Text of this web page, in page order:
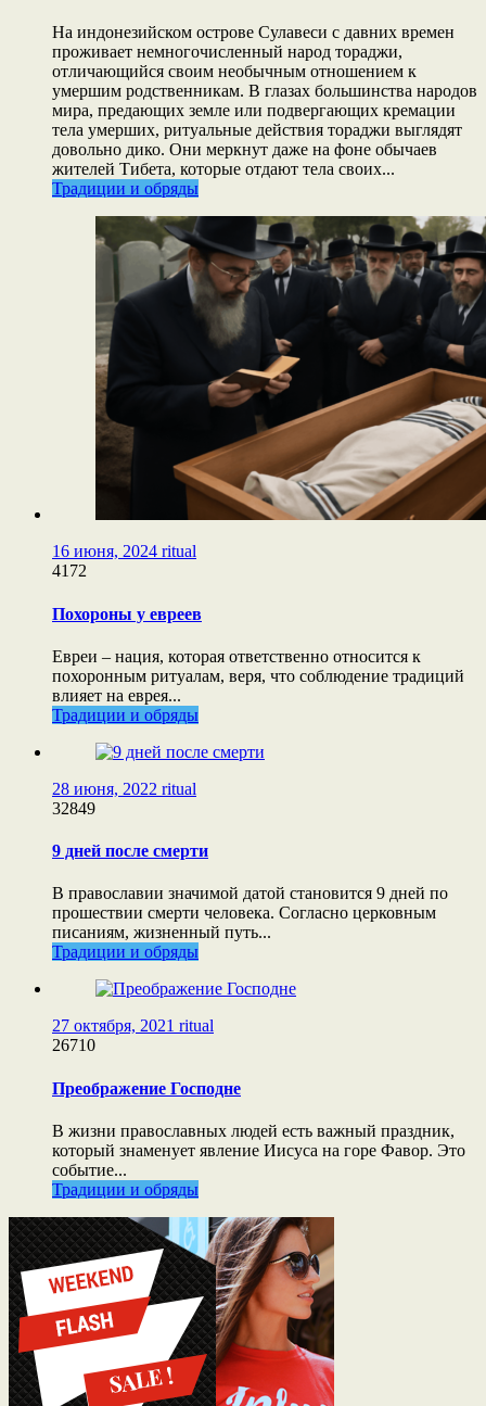
На индонезийском острове Сулавеси с давних времен
проживает немногочисленный народ тораджи,
отличающийся своим необычным отношением к
умершим родственникам. В глазах большинства народов
мира, предающих земле или подвергающих кремации
тела умерших, ритуальные действия тораджи выглядят
довольно дико. Они меркнут даже на фоне обычаев
жителей Тибета, которые отдают тела своих...
Традиции и обряды
16 июня, 2024 ritual
4172
Похороны у евреев
Евреи – нация, которая ответственно относится к
похоронным ритуалам, веря, что соблюдение традиций
влияет на еврея...
Традиции и обряды
28 июня, 2022 ritual
32849
9 дней после смерти
В православии значимой датой становится 9 дней по
прошествии смерти человека. Согласно церковным
писаниям, жизненный путь...
Традиции и обряды
27 октября, 2021 ritual
26710
Преображение Господне
В жизни православных людей есть важный праздник,
который знаменует явление Иисуса на горе Фавор. Это
событие...
Традиции и обряды